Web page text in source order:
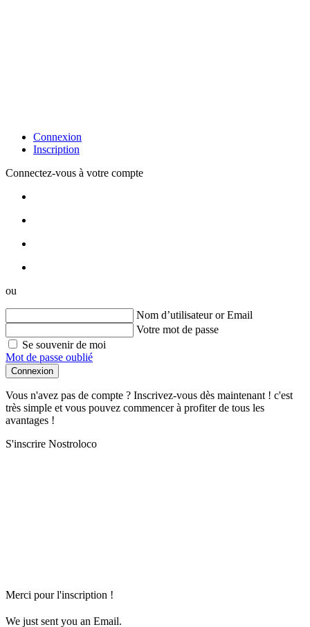
Connexion
Inscription
Connectez-vous à votre compte
ou
Nom d’utilisateur or Email
Votre mot de passe
Se souvenir de moi
Mot de passe oublié
Connexion
Vous n'avez pas de compte ? Inscrivez-vous dès maintenant ! c'est
très simple et vous pouvez commencer à profiter de tous les
avantages !
S'inscrire Nostroloco
Merci pour l'inscription !
We just sent you an Email.